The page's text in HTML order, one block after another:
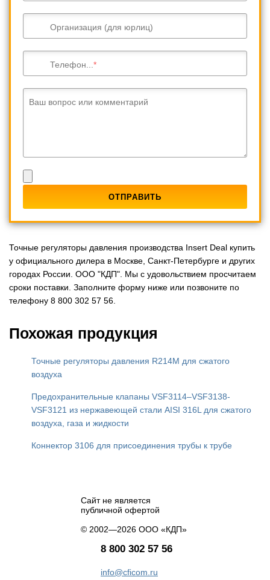
Организация (для юрлиц)
Телефон...
Ваш вопрос или комментарий
Точные регуляторы давления производства Insert Deal купить
у официального дилера в Москве, Санкт-Петербурге и других
городах России. ООО "КДП". Мы с удовольствием просчитаем
сроки поставки. Заполните форму ниже или позвоните по
телефону 8 800 302 57 56.
Похожая продукция
Точные регуляторы давления R214M для сжатого
воздуха
Предохранительные клапаны VSF3114–VSF3138-
VSF3121 из нержавеющей стали AISI 316L для сжатого
воздуха, газа и жидкости
Коннектор 3106 для присоединения трубы к трубе
Сайт не является
публичной офертой
© 2002—2026 ООО «КДП»
8 800 302 57 56
info@cficom.ru